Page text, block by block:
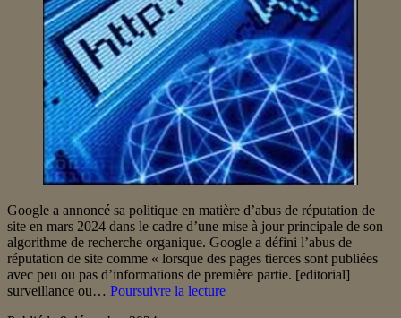
Google a annoncé sa politique en matière d’abus de réputation de
site en mars 2024 dans le cadre d’une mise à jour principale de son
algorithme de recherche organique. Google a défini l’abus de
réputation de site comme « lorsque des pages tierces sont publiées
avec peu ou pas d’informations de première partie. [editorial]
surveillance ou… Poursuivre la lectureLa